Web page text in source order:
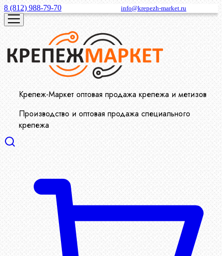
8 (812) 988-79-70 info@krepezh-market.ru
Крепеж-Маркет оптовая продажа крепежа и метизов
Производство и оптовая продажа специального
крепежа